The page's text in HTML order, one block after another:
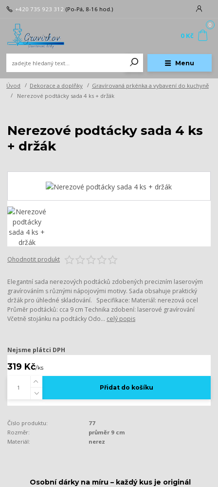
Menu
+420 735 923 312 (Po-Pá, 8-16 hod.)
0
0 Kč
Úvod Dekorace a doplňky
Gravírovaná prkénka a vybavení do kuchyně
Nerezové podtácky sada 4 ks + držák
Nerezové podtácky sada 4 ks
+ držák
Ohodnotit produkt
Elegantní sada nerezových podtácků zdobených precizním laserovým
gravírováním s různými nápojovými motivy. Sada obsahuje praktický
držák pro úhledné skladování. Specifikace: Materiál: nerezová ocel
Průměr podtácků: cca 9 cm Technika zdobení: laserové gravírování
Včetně stojánku na podtácky Odo... celý popis
Nejsme plátci DPH
319 Kč/ks
Přidat do košíku
Číslo produktu:
77
Rozměr:
průměr 9 cm
Materiál:
nerez
​​​​​​​Osobní dárky na míru – každý kus je originál